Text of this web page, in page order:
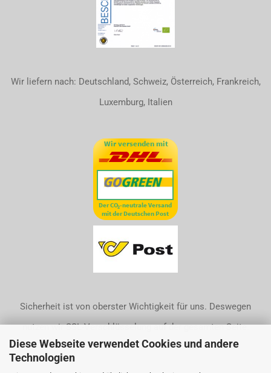
Diese Webseite verwendet Cookies und andere
Technologien
Wir liefern nach: Deutschland, Schweiz, Österreich, Frankreich,
Luxemburg, Italien
Sicherheit ist von oberster Wichtigkeit für uns. Deswegen
nutzen wir SSL-Verschlüsselung auf der gesamten Seite.